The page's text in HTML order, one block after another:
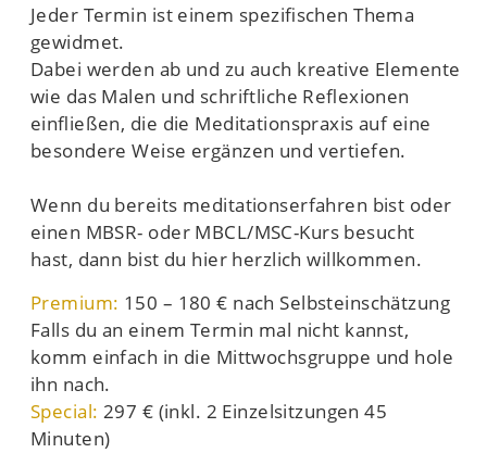
Jeder Termin ist einem spezifischen Thema
gewidmet.
Dabei werden ab und zu auch kreative Elemente
wie das Malen und schriftliche Reflexionen
einfließen, die die Meditationspraxis auf eine
besondere Weise ergänzen und vertiefen.
Wenn du bereits meditationserfahren bist oder
einen MBSR- oder MBCL/MSC-Kurs besucht
hast, dann bist du hier herzlich willkommen.
Premium: 150 – 180 € nach Selbsteinschätzung
Falls du an einem Termin mal nicht kannst,
komm einfach in die Mittwochsgruppe und hole
ihn nach.
Special: 297 € (inkl. 2 Einzelsitzungen 45
Minuten)